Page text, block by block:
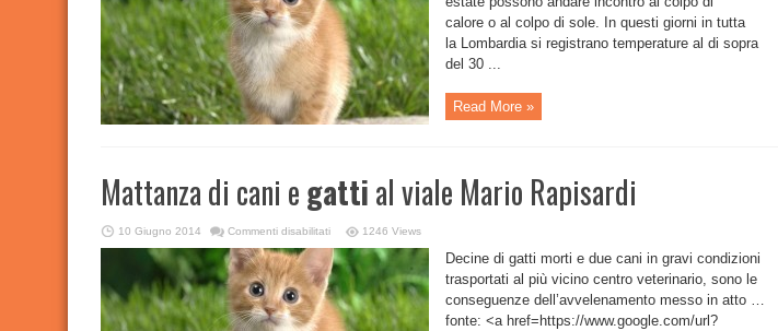
calore o al colpo di sole. In questi giorni in tutta
la Lombardia si registrano temperature al di sopra
del 30 ...
Read More »
Mattanza di cani egattial viale Mario Rapisardi
10 Giugno 2014 Commenti disabilitatisu
di
cani
e
gatti
al
viale
Mario
1246 Views
Decine di gatti morti e due cani in gravi condizioni
trasportati al più vicino centro veterinario, sono le
conseguenze dell’avvelenamento messo in atto …
fonte: <a href=https://www.google.com/url?